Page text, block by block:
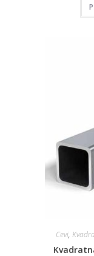
Cevi,